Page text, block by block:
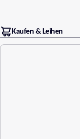
Kaufen & Leihen